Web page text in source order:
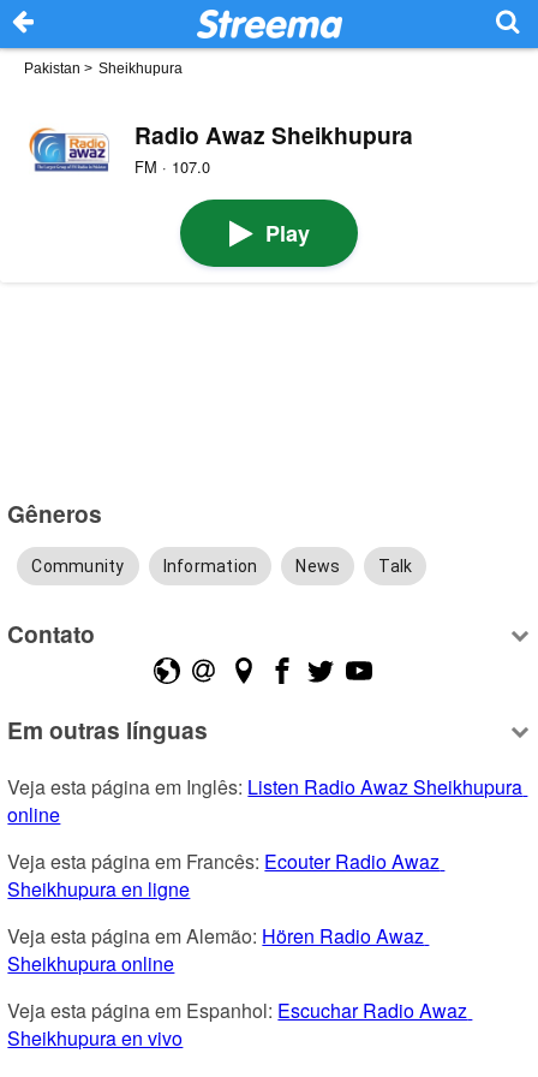
Pakistan > Sheikhupura
Radio Awaz Sheikhupura
FM · 107.0
Play
Gêneros
Community Information News Talk
Contato
Em outras línguas
Veja esta página em Inglês: Listen Radio Awaz Sheikhupura
online
Veja esta página em Francês: Ecouter Radio Awaz
Sheikhupura en ligne
Veja esta página em Alemão: Hören Radio Awaz
Sheikhupura online
Veja esta página em Espanhol: Escuchar Radio Awaz
Sheikhupura en vivo